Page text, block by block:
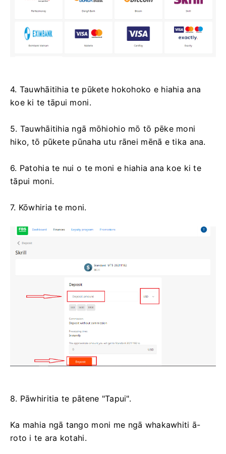
4. Tauwhāitihia te pūkete hokohoko e hiahia ana
koe ki te tāpui moni.
5. Tauwhāitihia ngā mōhiohio mō tō pēke moni
hiko, tō pūkete pūnaha utu rānei mēnā e tika ana.
6. Patohia te nui o te moni e hiahia ana koe ki te
tāpui moni.
7. Kōwhiria te moni.
8. Pāwhiritia te pātene "Tapui".
Ka mahia ngā tango moni me ngā whakawhiti ā-
roto i te ara kotahi.